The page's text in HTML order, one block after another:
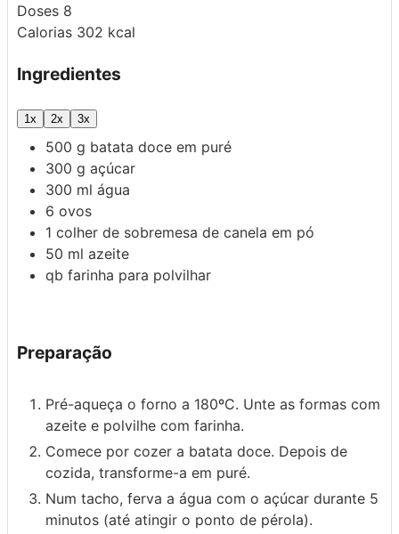
Doses 8
Calorias 302 kcal
Ingredientes
1x 2x 3x
500 g batata doce em puré
300 g açúcar
300 ml água
6 ovos
1 colher de sobremesa de canela em pó
50 ml azeite
qb farinha para polvilhar
Preparação
Pré-aqueça o forno a 180ºC. Unte as formas com
azeite e polvilhe com farinha.
Comece por cozer a batata doce. Depois de
cozida, transforme-a em puré.
Num tacho, ferva a água com o açúcar durante 5
minutos (até atingir o ponto de pérola).